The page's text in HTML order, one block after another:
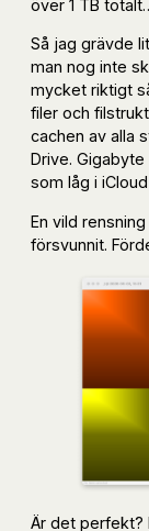
över 1 TB
Så jag grävde
man nog inte
mycket riktigt
filer och
cachen av alla
Drive.
som låg i
En vild
försvunnit.
Är det perfekt?